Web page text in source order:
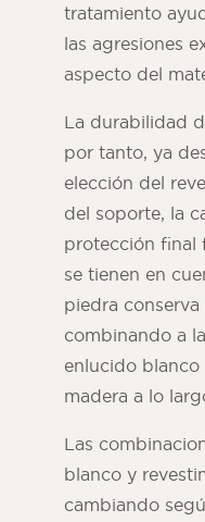
tratamiento
las agresiones
aspecto del
La durabilidad
por tanto, ya
elección del
del soporte, la
protección final
se tienen en
piedra
combinando a
enlucido
madera a lo
Las
blanco y
cambiando